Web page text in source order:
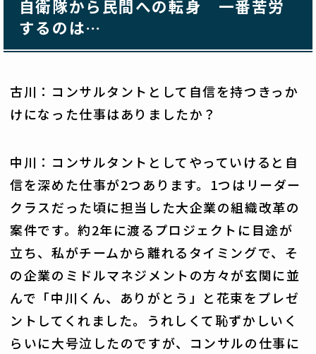
自衛隊から民間への転身 一番苦労
するのは…
古川：コンサルタントとして自信を持つきっか
けになった仕事はありましたか？
中川：コンサルタントとしてやっていけると自
信を深めた仕事が2つあります。1つはリーダー
クラスだった頃に担当した大企業の組織改革の
案件です。約2年に渡るプロジェクトに目途が
立ち、私がチームから離れるタイミングで、そ
の企業のミドルマネジメントの方々が玄関に並
んで「中川くん、ありがとう」と花束をプレゼ
ントしてくれました。うれしくて恥ずかしいく
らいに大号泣したのですが、コンサルの仕事に